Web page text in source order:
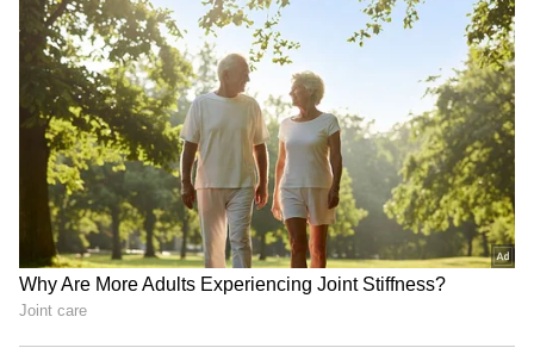
Related Articles
ಹಿಟ್ಟು ಕಲಸುವಾಗ ನೀರಿನ ಜೊತೆ ಈ ಒಂದು ಪದಾರ್ಥ